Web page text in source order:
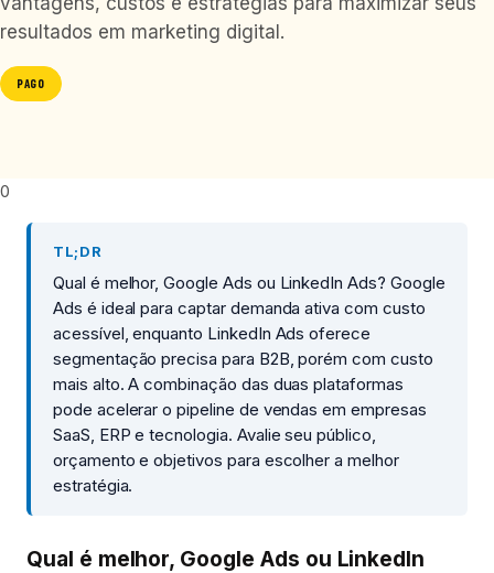
resultados em marketing digital.
PAGO
0
TL;DR
Qual é melhor, Google Ads ou LinkedIn Ads? Google
Ads é ideal para captar demanda ativa com custo
acessível, enquanto LinkedIn Ads oferece
segmentação precisa para B2B, porém com custo
mais alto. A combinação das duas plataformas
pode acelerar o pipeline de vendas em empresas
SaaS, ERP e tecnologia. Avalie seu público,
orçamento e objetivos para escolher a melhor
estratégia.
Qual é melhor, Google Ads ou LinkedIn